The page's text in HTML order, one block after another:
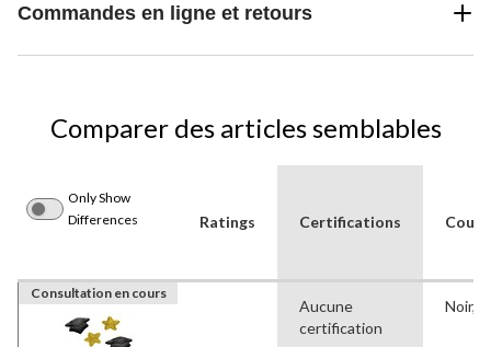
Commandes en ligne et retours
Comparer des articles semblables
Only Show
Differences
Ratings Certifications
Consultation en cours
Aucune
certification
Noir,